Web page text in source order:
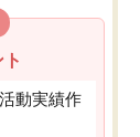
動実績作